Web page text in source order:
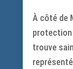
À côté de
protection
trouve